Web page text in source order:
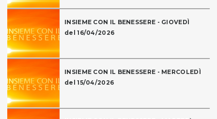
INSIEME CON IL BENESSERE - GIOVEDÌ
del 16/04/2026
INSIEME CON IL BENESSERE - MERCOLEDÌ
del 15/04/2026